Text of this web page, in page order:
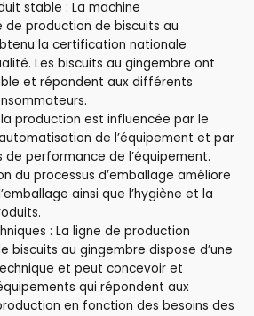
stable : La machine
de production de biscuits au
la certification nationale
Les biscuits au gingembre ont
et répondent aux différents
production est influencée par le
de l’équipement et par
performance de l’équipement.
du processus d’emballage améliore
ainsi que l’hygiène et la
: La ligne de production
biscuits au gingembre dispose d’une
et peut concevoir et
qui répondent aux
en fonction des besoins des